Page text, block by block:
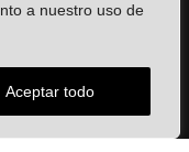
a nuestro uso de
Aceptar todo